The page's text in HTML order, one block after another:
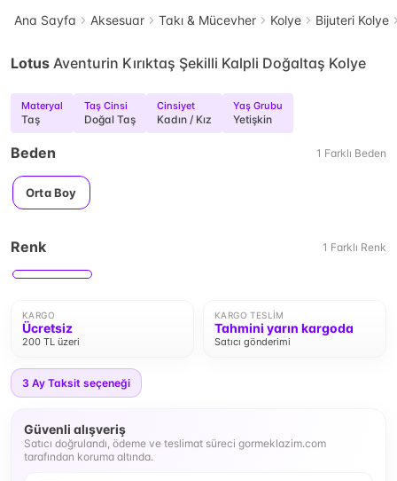
Ana Sayfa Aksesuar Takı & Mücevher Kolye Bijuteri Kolye
Lotus Aventurin Kırıktaş Şekilli Kalpli Doğaltaş Kolye
Materyal
Taş
Taş Cinsi
Doğal Taş
Cinsiyet
Kadın / Kız
Yaş Grubu
Yetişkin
Beden 1 Farklı Beden
Orta Boy
Renk 1 Farklı Renk
KARGO
Ücretsiz
200 TL üzeri
KARGO TESLIM
Tahmini yarın kargoda
Satıcı gönderimi
3 Ay Taksit seçeneği
Güvenli alışveriş
Satıcı doğrulandı, ödeme ve teslimat süreci gormeklazim.com
tarafından koruma altında.